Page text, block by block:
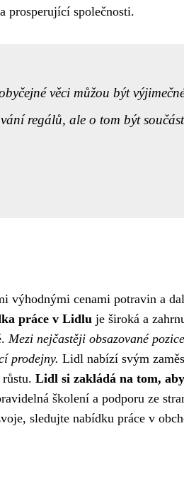
prosperující společnosti.
věci můžou být
regálů, ale o tom být
výhodnými cenami potravin a
práce v Lidlu je široká a
Mezi nejčastěji obsazované
prodejny. Lidl nabízí svým
Lidl si zakládá na tom,
školení a podporu ze
sledujte nabídku práce v